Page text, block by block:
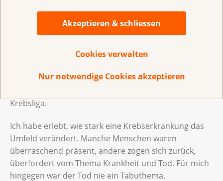
Akzeptieren & schliessen
Cookies verwalten
Nur notwendige Cookies akzeptieren
Männer, Verletzlichkeit zu zeigen. Ich vermute, aus
Angst, schwach zu wirken.
Wichtige Unterstützung fanden meine Frau und ich
geholfen, weiterzugehen. Um etwas zurückzugeben,
Krebsliga.
Ich habe erlebt, wie stark eine Krebserkrankung das
Umfeld verändert. Manche Menschen waren
überraschend präsent, andere zogen sich zurück,
überfordert vom Thema Krankheit und Tod. Für mich
hingegen war der Tod nie ein Tabuthema.